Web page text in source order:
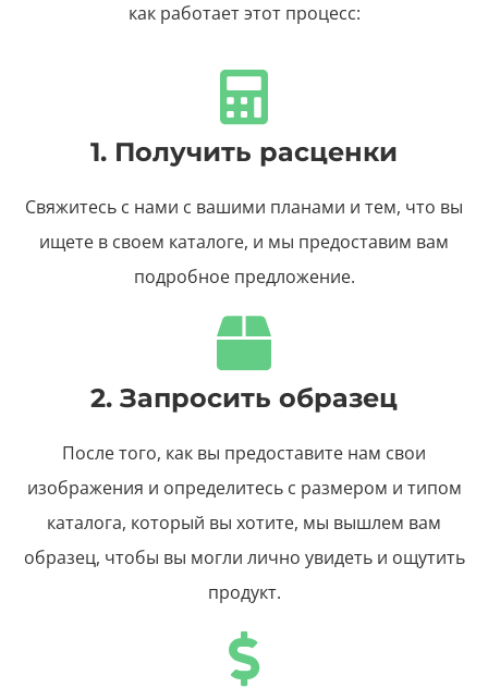
как работает этот процесс:
1. Получить расценки
Свяжитесь с нами с вашими планами и тем, что вы
ищете в своем каталоге, и мы предоставим вам
подробное предложение.
2. Запросить образец
После того, как вы предоставите нам свои
изображения и определитесь с размером и типом
каталога, который вы хотите, мы вышлем вам
образец, чтобы вы могли лично увидеть и ощутить
продукт.